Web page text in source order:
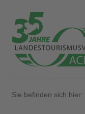
Sie befinden sich hier: